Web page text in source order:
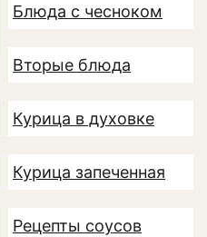
Блюда с чесноком
Вторые блюда
Курица в духовке
Курица запеченная
Рецепты соусов